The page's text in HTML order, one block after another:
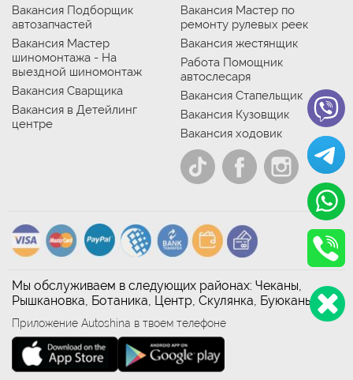
Вакансия Подборщик
автозапчастей
Вакансия Мастер
шиномонтажа - На
выездной шиномонтаж
Вакансия Сварщика
Вакансия в Детейлинг
центре
Вакансия Мастер по
ремонту рулевых реек
Вакансия жестянщик
Работа Помощник
автослесаря
Вакансия Стапельщик
Вакансия Кузовщик
Вакансия ходовик
Мы обслуживаем в следующих районах: Чеканы,
Рышкановка, Ботаника, Центр, Скулянка, Буюканы
Приложение Autoshina в твоем телефоне